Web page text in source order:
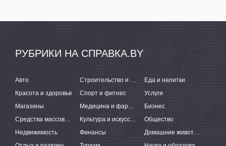
РУБРИКИ НА СПРАВКА.BY
Авто Строительство и ремонт
Еда и напитки
Красота и здоровье
Спорт и фитнес
Услуги
Магазины
Медицина и фармацевтика
Бизнес
Средства массовой информации
Культура и искусство
Общество
Недвижимость
Финансы
Домашние животные